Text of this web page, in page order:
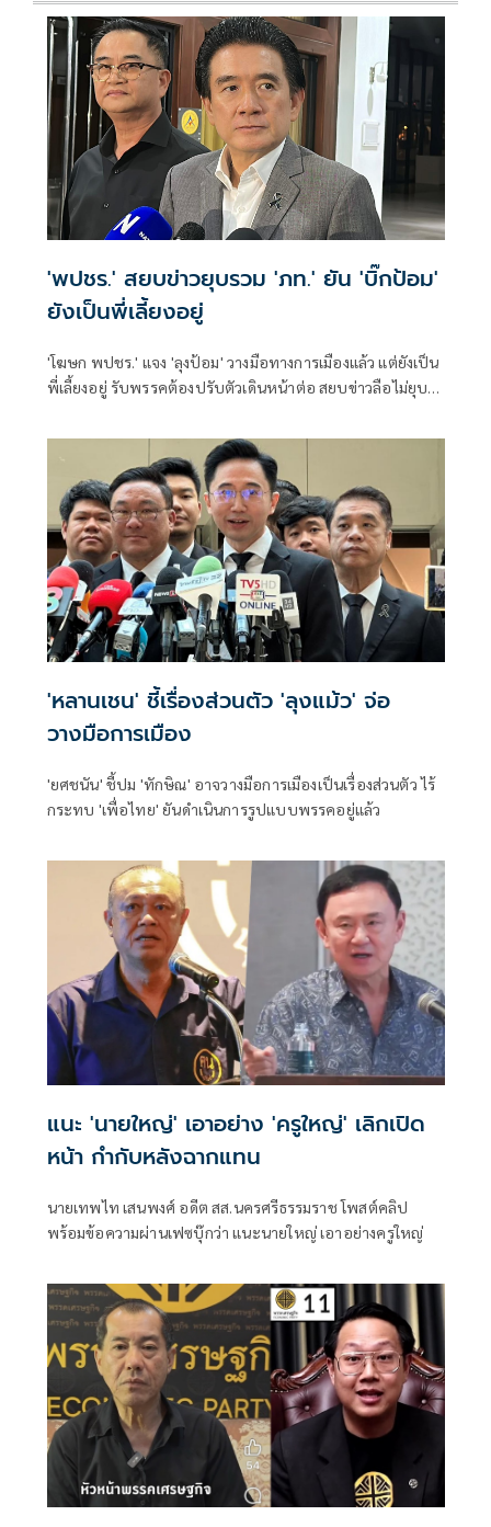
'พปชร.' สยบข่าวยุบรวม 'ภท.' ยัน 'บิ๊กป้อม'
ยังเป็นพี่เลี้ยงอยู่
'โฆษก พปชร.' แจง 'ลุงป้อม' วางมือทางการเมืองแล้ว แต่ยังเป็น
พี่เลี้ยงอยู่ รับพรรคต้องปรับตัวเดินหน้าต่อ สยบข่าวลือไม่ยุบ
'หลานเชน' ชี้เรื่องส่วนตัว 'ลุงแม้ว' จ่อ
วางมือการเมือง
'ยศชนัน' ชี้ปม 'ทักษิณ' อาจวางมือการเมืองเป็นเรื่องส่วนตัว ไร้
กระทบ 'เพื่อไทย' ยันดำเนินการรูปแบบพรรคอยู่แล้ว
แนะ 'นายใหญ่' เอาอย่าง 'ครูใหญ่' เลิกเปิด
หน้า กำกับหลังฉากแทน
นายเทพไท เสนพงศ์ อดีต สส.นครศรีธรรมราช โพสต์คลิป
พร้อมข้อความผ่านเฟซบุ๊กว่า แนะนายใหญ่ เอาอย่างครูใหญ่